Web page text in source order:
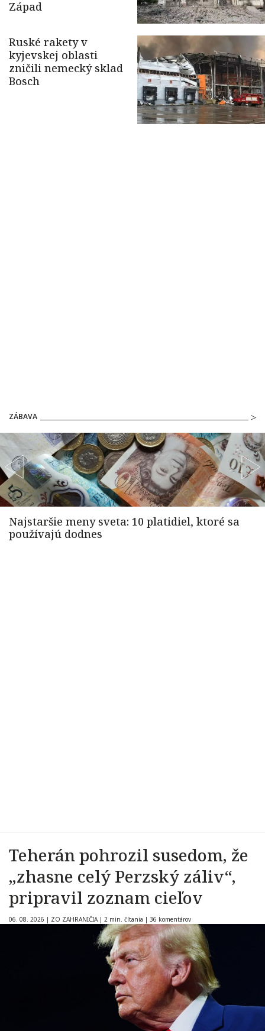
ZÁBAVA
Teherán pohrozil susedom, že
„zhasne celý Perzský záliv“,
pripravil zoznam cieľov
06. 08. 2026 | ZO ZAHRANIČIA | 2 min. čítania | 36 komentárov